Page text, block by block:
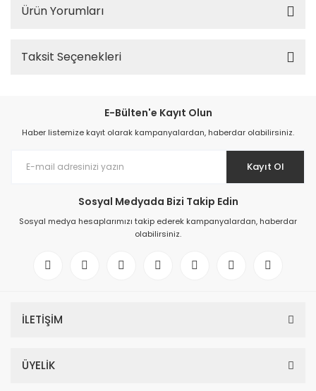
Ürün Yorumları
Taksit Seçenekleri
E-Bülten'e Kayıt Olun
Haber listemize kayıt olarak kampanyalardan, haberdar olabilirsiniz.
Kayıt Ol
Sosyal Medyada Bizi Takip Edin
Sosyal medya hesaplarımızı takip ederek kampanyalardan, haberdar
olabilirsiniz.
İLETİŞİM
ÜYELİK